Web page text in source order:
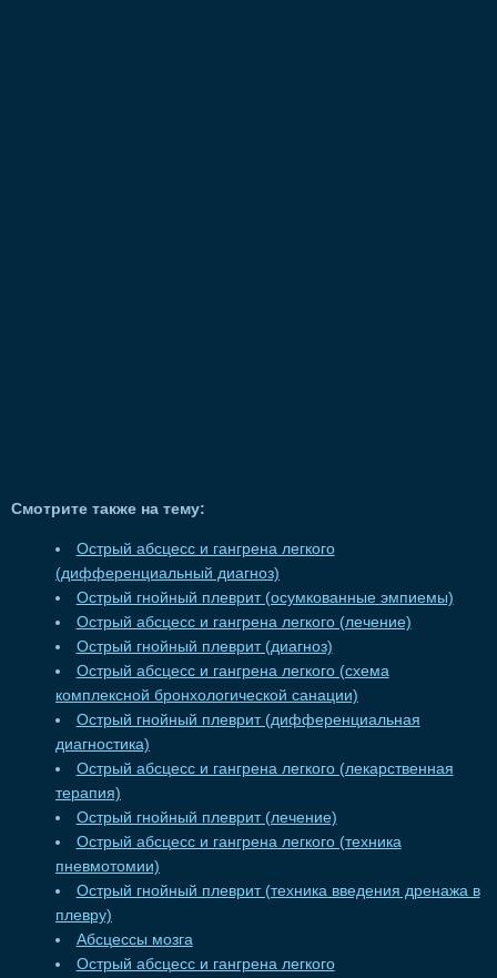
Смотрите также на тему:
Острый абсцесс и гангрена легкого
(дифференциальный диагноз)
Острый гнойный плеврит (осумкованные эмпиемы)
Острый абсцесс и гангрена легкого (лечение)
Острый гнойный плеврит (диагноз)
Острый абсцесс и гангрена легкого (схема
комплексной бронхологической санации)
Острый гнойный плеврит (дифференциальная
диагностика)
Острый абсцесс и гангрена легкого (лекарственная
терапия)
Острый гнойный плеврит (лечение)
Острый абсцесс и гангрена легкого (техника
пневмотомии)
Острый гнойный плеврит (техника введения дренажа в
плевру)
Абсцессы мозга
Острый абсцесс и гангрена легкого